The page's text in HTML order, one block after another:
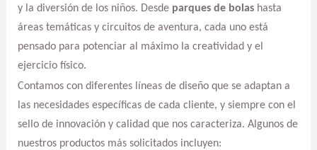
y la diversión de los niños. Desde parques de bolashasta
áreas temáticas y circuitos de aventura, cada uno está
pensado para potenciar al máximo la creatividad y el
ejercicio físico.
Contamos con diferentes líneas de diseño que se adaptan a
las necesidades específicas de cada cliente, y siempre con el
sello de innovación y calidad que nos caracteriza. Algunos de
nuestros productos más solicitados incluyen: